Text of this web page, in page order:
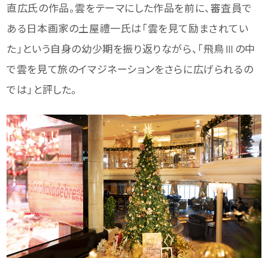
直広氏の作品。雲をテーマにした作品を前に、審査員で
ある日本画家の土屋禮一氏は「雲を見て励まされてい
た」という自身の幼少期を振り返りながら、「飛鳥Ⅲの中
で雲を見て旅のイマジネーションをさらに広げられるの
では」と評した。